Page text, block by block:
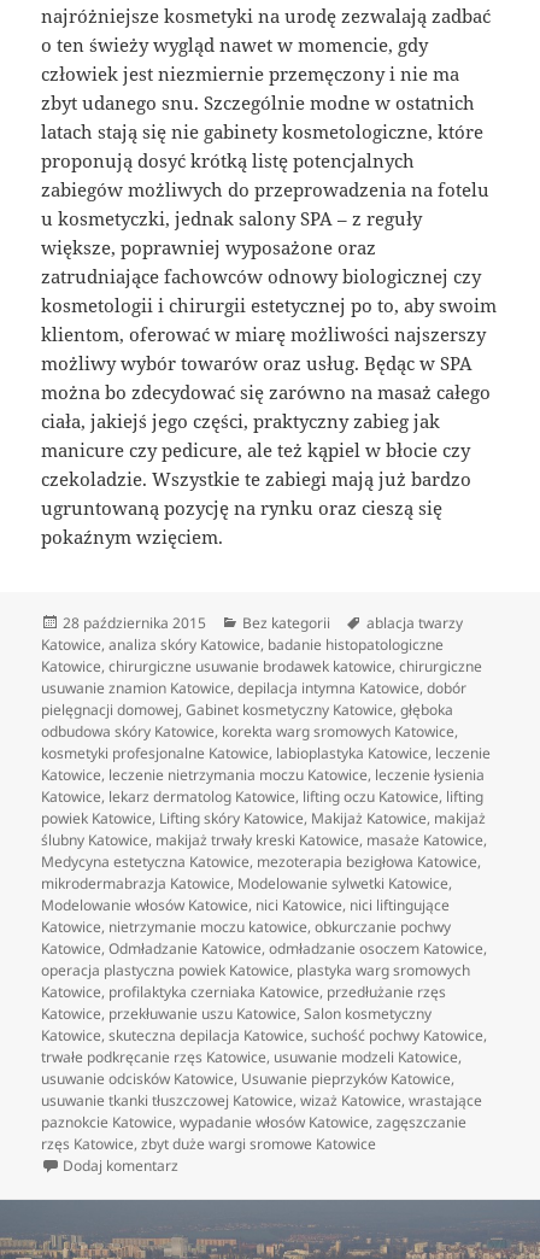
najróżniejsze kosmetyki na urodę zezwalają zadbać
o ten świeży wygląd nawet w momencie, gdy
człowiek jest niezmiernie przemęczony i nie ma
zbyt udanego snu. Szczególnie modne w ostatnich
latach stają się nie gabinety kosmetologiczne, które
proponują dosyć krótką listę potencjalnych
zabiegów możliwych do przeprowadzenia na fotelu
u kosmetyczki, jednak salony SPA – z reguły
większe, poprawniej wyposażone oraz
zatrudniające fachowców odnowy biologicznej czy
kosmetologii i chirurgii estetycznej po to, aby swoim
klientom, oferować w miarę możliwości najszerszy
możliwy wybór towarów oraz usług. Będąc w SPA
można bo zdecydować się zarówno na masaż całego
ciała, jakiejś jego części, praktyczny zabieg jak
manicure czy pedicure, ale też kąpiel w błocie czy
czekoladzie. Wszystkie te zabiegi mają już bardzo
ugruntowaną pozycję na rynku oraz cieszą się
pokaźnym wzięciem.
Data
publikacji
28 października 2015 Kategorie
Bez kategorii Tagi
ablacja twarzy
Katowice,analiza skóry Katowice, badanie histopatologiczne
Katowice,chirurgiczne usuwanie brodawek katowice,chirurgiczne
usuwanie znamion Katowice,depilacja intymna Katowice,dobór
pielęgnacji domowej,Gabinet kosmetyczny Katowice,głęboka
odbudowa skóry Katowice, korekta warg sromowych Katowice,
kosmetyki profesjonalne Katowice, labioplastyka Katowice, leczenie
Katowice, leczenie nietrzymania moczu Katowice, leczenie łysienia
Katowice, lekarz dermatolog Katowice, lifting oczu Katowice, lifting
powiek Katowice, Lifting skóry Katowice, Makijaż Katowice, makijaż
ślubny Katowice, makijaż trwały kreski Katowice, masaże Katowice,
Medycyna estetyczna Katowice, mezoterapia bezigłowa Katowice,
mikrodermabrazja Katowice, Modelowanie sylwetki Katowice,
Modelowanie włosów Katowice, nici Katowice, nici liftingujące
Katowice, nietrzymanie moczu katowice,obkurczanie pochwy
Katowice,Odmładzanie Katowice,odmładzanie osoczem Katowice,
operacja plastyczna powiek Katowice, plastyka warg sromowych
Katowice, profilaktyka czerniaka Katowice, przedłużanie rzęs
Katowice, przekłuwanie uszu Katowice,Salon kosmetyczny
Katowice,skuteczna depilacja Katowice,suchość pochwy Katowice,
trwałe podkręcanie rzęs Katowice, usuwanie modzeli Katowice,
usuwanie odcisków Katowice, Usuwanie pieprzyków Katowice,
usuwanie tkanki tłuszczowej Katowice,wizaż Katowice,wrastające
paznokcie Katowice,wypadanie włosów Katowice,zagęszczanie
rzęs Katowice,zbyt duże wargi sromowe Katowice
Dodaj komentarz